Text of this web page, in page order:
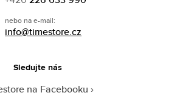
nebo na e-mail:
info@timestore.cz
Sledujte nás
na Facebooku